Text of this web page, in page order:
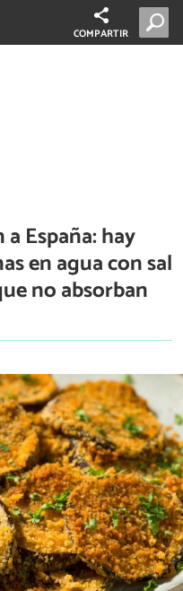
COMPARTIR
España: hay
en agua con sal
no absorban